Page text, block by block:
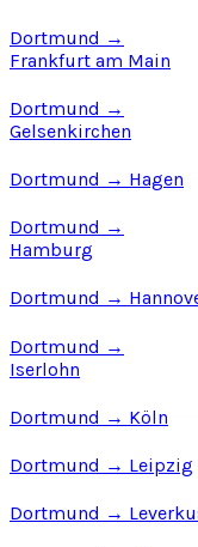
Dortmund →
Frankfurt am Main
Dortmund →
Gelsenkirchen
Dortmund → Hagen
Dortmund →
Hamburg
Dortmund →
Dortmund →
Iserlohn
Dortmund → Köln
Dortmund → Leipzig
Dortmund →